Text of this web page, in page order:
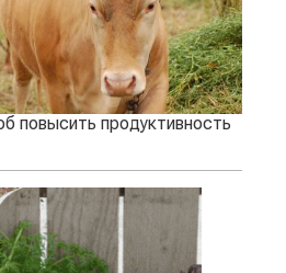
повысить продуктивность